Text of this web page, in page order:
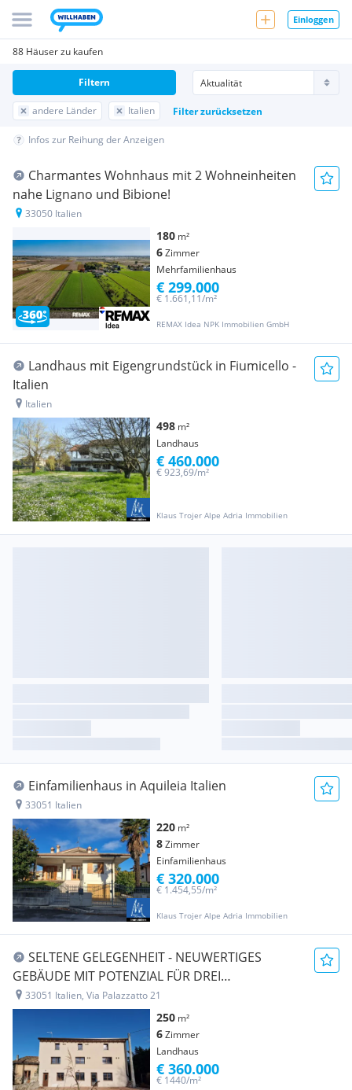
Einloggen
88 Häuser zu kaufen
andere Länder Italien Filter zurücksetzen
Filtern
Infos zur Reihung der Anzeigen
Charmantes Wohnhaus mit 2 Wohneinheiten
nahe Lignano und Bibione!
33050 Italien
180 m²
6Zimmer
Mehrfamilienhaus
REMAX Idea NPK Immobilien GmbH
€ 1.661,11/m²
€ 299.000
Landhaus mit Eigengrundstück in Fiumicello -
Italien
Italien
498 m²
Landhaus
Klaus Trojer Alpe Adria Immobilien
€ 923,69/m²
€ 460.000
Einfamilienhaus in Aquileia Italien
33051 Italien
220 m²
8Zimmer
Einfamilienhaus
Klaus Trojer Alpe Adria Immobilien
€ 1.454,55/m²
€ 320.000
SELTENE GELEGENHEIT - NEUWERTIGES
GEBÄUDE MIT POTENZIAL FÜR DREI
UNABHÄNGIGE WOHNEINHEITEN
33051 Italien, Via Palazzatto 21
250 m²
6Zimmer
Landhaus
€ 1440/m²
€ 360.000